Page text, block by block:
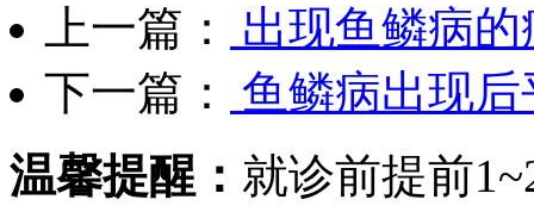
上一篇：
出现鱼鳞病
下一篇：
鱼鳞病出现
温馨提醒： 就诊前提前